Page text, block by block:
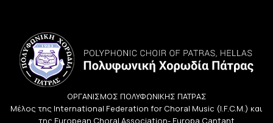
ΟΡΓΑΝΙΣΜΟΣ ΠΟΛΥΦΩΝΙΚΗΣ ΠΑΤΡΑΣ
Μέλος της International Federation for Choral Music (I.F.C.M.) και
της European Choral Association- Europa Cantant